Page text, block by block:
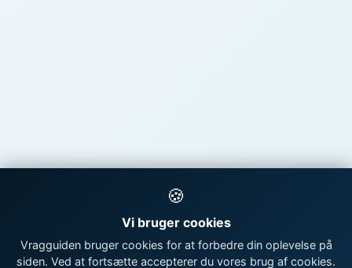
🍪
Vi bruger cookies
Vragguiden bruger cookies for at forbedre din oplevelse på
siden. Ved at fortsætte accepterer du vores brug af cookies.